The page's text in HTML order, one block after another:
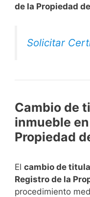
de la Propiedad
Solicitar
Cambio de
inmueble
Propiedad
El cambio de
Registro de la
procedimiento